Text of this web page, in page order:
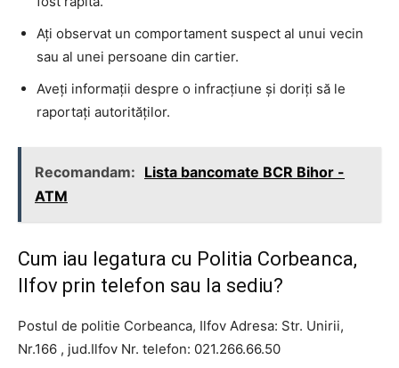
Ați observat un comportament suspect al unui vecin
sau al unei persoane din cartier.
Aveți informații despre o infracțiune și doriți să le
raportați autorităților.
Recomandam: Lista bancomate BCR Bihor -
ATM
Cum iau legatura cu Politia Corbeanca,
Ilfov prin telefon sau la sediu?
Postul de politie Corbeanca, Ilfov Adresa: Str. Unirii,
Nr.166 , jud.Ilfov Nr. telefon: 021.266.66.50